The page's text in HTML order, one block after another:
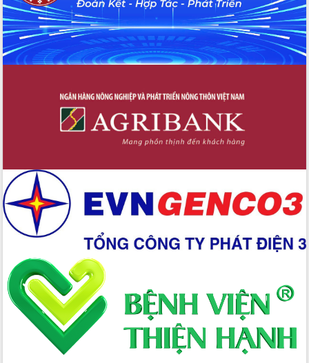
Phó Chủ tịch Thường trực UBND tỉnh
Hồ Thị Nguyên Thảo làm việc tại Trung
tâm Phục vụ hành chính công xã Ea
Phê
Giai đoạn 2026-2030, Đắk Lắk phấn
đấu có 77% xã đạt chuẩn nông thôn
Chuyển đổi số 'mở đường' cho nông
Triển khai đồng bộ đo đạc, lập hồ sơ
địa chính, hoàn thiện cơ sở dữ liệu đất
đai
Ứng dụng sinh trắc học - Bước tiến
trong hành trình chuyển đổi số tại Đắk
Đắk Lắk nâng cao hiệu quả công tác
Đảng từ Sổ tay đảng viên điện tử
Đắk Lắk đẩy mạnh nuôi biển công
nghệ, hướng tới phát triển thủy sản
bền vững
Tập huấn nâng cao năng lực triển khai
chuyển đổi số cho cán bộ, công chức